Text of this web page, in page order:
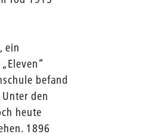
ein
befand
den
heute
1896